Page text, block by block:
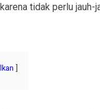
tidak perlu jauh-